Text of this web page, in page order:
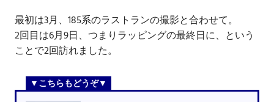
最初は3月、185系のラストランの撮影と合わせて。
2回目は6月9日、つまりラッピングの最終日に、という
ことで2回訪れました。